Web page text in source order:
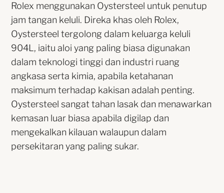
Rolex menggunakan Oystersteel untuk penutup
jam tangan keluli. Direka khas oleh Rolex,
Oystersteel tergolong dalam keluarga keluli
904L, iaitu aloi yang paling biasa digunakan
dalam teknologi tinggi dan industri ruang
angkasa serta kimia, apabila ketahanan
maksimum terhadap kakisan adalah penting.
Oystersteel sangat tahan lasak dan menawarkan
kemasan luar biasa apabila digilap dan
mengekalkan kilauan walaupun dalam
persekitaran yang paling sukar.